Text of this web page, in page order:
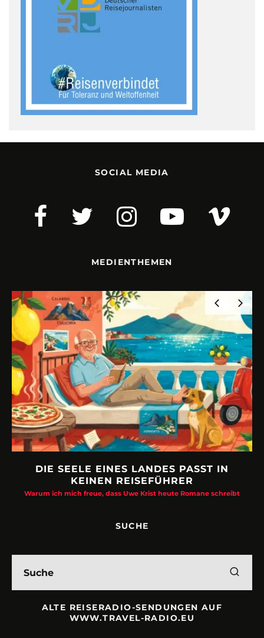
SOCIAL MEDIA
MEDIENTHEMEN
DIE SEELE EINES LANDES PASST IN
KEINEN REISEFÜHRER
Warum ich mich freue, dass Uwe Krist heute Romane schreibt
SUCHE
ALTE REISERADIO-SENDUNGEN AUF
WWW.TRAVEL-RADIO.EU